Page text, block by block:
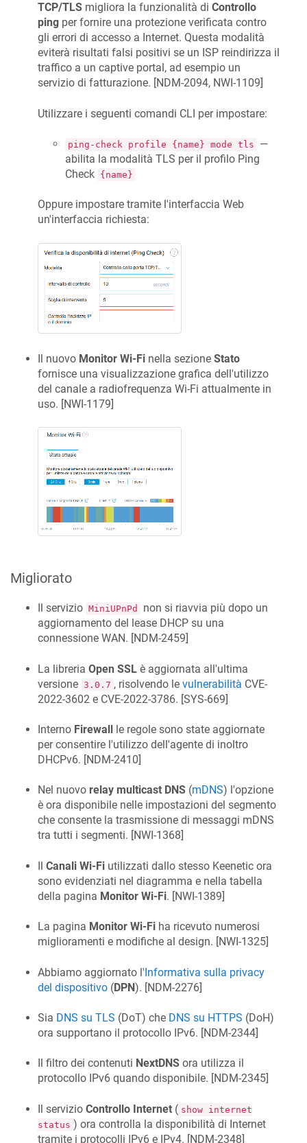
TCP/TLS migliora la funzionalità di Controllo
ping per fornire una protezione verificata contro
gli errori di accesso a Internet. Questa modalità
eviterà risultati falsi positivi se un ISP reindirizza il
traffico a un captive portal, ad esempio un
servizio di fatturazione. [NDM-2094, NWI-1109]
Utilizzare i seguenti comandi CLI per impostare:
ping-check profile {name} mode tls
—
abilita la modalità TLS per il profilo Ping
Check {name}
Oppure impostare tramite l'interfaccia Web
un'interfaccia richiesta:
Il nuovo Monitor Wi-Fi nella sezione Stato
fornisce una visualizzazione grafica dell'utilizzo
del canale a radiofrequenza Wi-Fi attualmente in
uso. [NWI-1179]
Migliorato
Il servizio MiniUPnPd
non si riavvia più dopo un
aggiornamento del lease DHCP su una
connessione WAN. [NDM-2459]
La libreria Open SSL è aggiornata all'ultima
versione 3.0.7 , risolvendo le vulnerabilità CVE-
2022-3602 e CVE-2022-3786. [SYS-669]
Interno Firewall le regole sono state aggiornate
per consentire l'utilizzo dell'agente di inoltro
DHCPv6. [NDM-2410]
Nel nuovo relay multicast DNS (mDNS) l'opzione
è ora disponibile nelle impostazioni del segmento
che consente la trasmissione di messaggi mDNS
tra tutti i segmenti. [NWI-1368]
Il Canali Wi-Fi utilizzati dallo stesso Keenetic ora
sono evidenziati nel diagramma e nella tabella
della pagina Monitor Wi-Fi. [NWI-1389]
La pagina Monitor Wi-Fi ha ricevuto numerosi
miglioramenti e modifiche al design. [NWI-1325]
Abbiamo aggiornato l'Informativa sulla privacy
del dispositivo (DPN). [NDM-2276]
Sia DNS su TLS (DoT) che DNS su HTTPS (DoH)
ora supportano il protocollo IPv6. [NDM-2344]
Il filtro dei contenuti NextDNS ora utilizza il
protocollo IPv6 quando disponibile. [NDM-2345]
Il servizio Controllo Internet ( show internet
status ) ora controlla la disponibilità di Internet
tramite i protocolli IPv6 e IPv4. [NDM-2348]